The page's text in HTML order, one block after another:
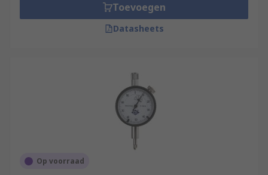
Toevoegen
Datasheets
Op voorraad